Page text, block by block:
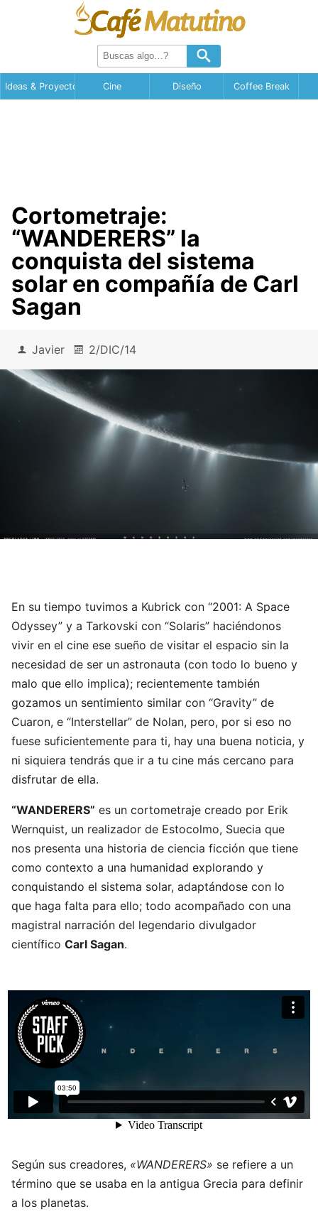
Ideas & Proyectos Cine Diseño Coffee Break
Cortometraje:
“WANDERERS” la
conquista del sistema
solar en compañía de Carl
Sagan
Javier 2/DIC/14
En su tiempo tuvimos a Kubrick con “2001: A Space
Odyssey” y a Tarkovski con “Solaris” haciéndonos
vivir en el cine ese sueño de visitar el espacio sin la
necesidad de ser un astronauta (con todo lo bueno y
malo que ello implica); recientemente también
gozamos un sentimiento similar con “Gravity” de
Cuaron, e “Interstellar” de Nolan, pero, por si eso no
fuese suficientemente para ti, hay una buena noticia, y
ni siquiera tendrás que ir a tu cine más cercano para
disfrutar de ella.
“WANDERERS” es un cortometraje creado por Erik
Wernquist, un realizador de Estocolmo, Suecia que
nos presenta una historia de ciencia ficción que tiene
como contexto a una humanidad explorando y
conquistando el sistema solar, adaptándose con lo
que haga falta para ello; todo acompañado con una
magistral narración del legendario divulgador
científico Carl Sagan.
Según sus creadores, «WANDERERS» se refiere a un
término que se usaba en la antigua Grecia para definir
a los planetas.